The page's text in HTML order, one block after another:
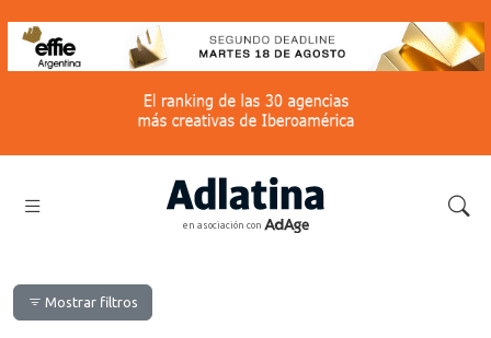
en asociación con
Mostrar filtros